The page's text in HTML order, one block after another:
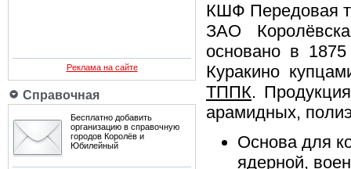
Реклама на сайте
Справочная
Бесплатно добавить
организацию в справочную
городов Королёв и
Юбилейный
КШФ Передовая
ЗАО
основано в
Куракино
ТППК.
арамидных,
Основа для
ядерной,